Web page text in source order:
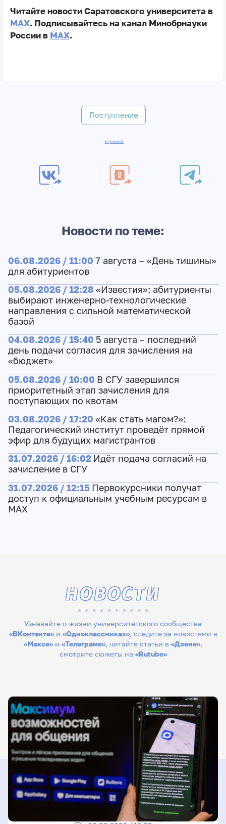
Читайте новости Саратовского университета в
MAX. Подписывайтесь на канал Минобрнауки
России в MAX.
Поступление
#Приём2026
Новости по теме:
06.08.2026 / 11:00 7 августа – «День тишины»
для абитуриентов
05.08.2026 / 12:28 «Известия»: абитуриенты
выбирают инженерно-технологические
направления с сильной математической
базой
04.08.2026 / 15:40 5 августа – последний
день подачи согласия для зачисления на
«бюджет»
05.08.2026 / 10:00 В СГУ завершился
приоритетный этап зачисления для
поступающих по квотам
03.08.2026 / 17:20 «Как стать магом?»:
Педагогический институт проведёт прямой
эфир для будущих магистрантов
31.07.2026 / 16:02 Идёт подача согласий на
зачисление в СГУ
31.07.2026 / 12:15 Первокурсники получат
доступ к официальным учебным ресурсам в
МАХ
Узнавайте о жизни университетского сообщества
«ВКонтакте»и «Одноклассниках», следите за новостями в
«Максе» и «Телеграме», читайте статьи в «Дзене»,
смотрите сюжеты на «Rutube»
НОВОСТИ